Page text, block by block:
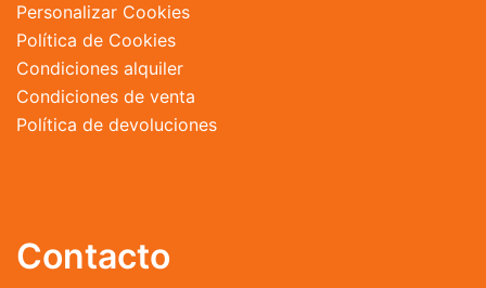
Personalizar Cookies
Política de Cookies
Condiciones alquiler
Condiciones de venta
Política de devoluciones
Contacto